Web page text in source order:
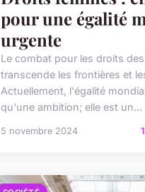
pour une égalité
urgente
Le combat pour les droits
transcende les frontières et
Actuellement, l'égalité
qu'une ambition; elle est un...
5 novembre 2024